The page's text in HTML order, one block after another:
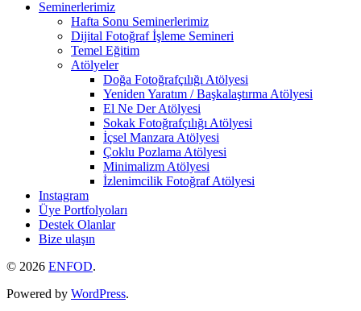
Seminerlerimiz
Hafta Sonu Seminerlerimiz
Dijital Fotoğraf İşleme Semineri
Temel Eğitim
Atölyeler
Doğa Fotoğrafçılığı Atölyesi
Yeniden Yaratım / Başkalaştırma Atölyesi
El Ne Der Atölyesi
Sokak Fotoğrafçılığı Atölyesi
İçsel Manzara Atölyesi
Çoklu Pozlama Atölyesi
Minimalizm Atölyesi
İzlenimcilik Fotoğraf Atölyesi
Instagram
Üye Portfolyoları
Destek Olanlar
Bize ulaşın
© 2026 ENFOD.
Powered by WordPress.